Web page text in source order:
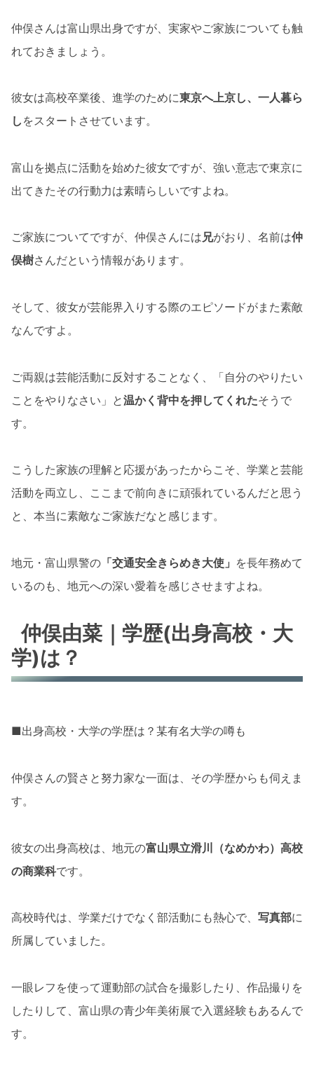
仲俣さんは富山県出身ですが、実家やご家族についても触
れておきましょう。
彼女は高校卒業後、進学のために東京へ上京し、一人暮ら
し をスタートさせています。
富山を拠点に活動を始めた彼女ですが、強い意志で東京に
出てきたその行動力は素晴らしいですよね。
ご家族についてですが、仲俣さんには兄がおり、名前は仲
俣樹さんだという情報があります。
そして、彼女が芸能界入りする際のエピソードがまた素敵
なんですよ。
ご両親は芸能活動に反対することなく、「自分のやりたい
ことをやりなさい」と温かく背中を押してくれたそうで
す。
こうした家族の理解と応援があったからこそ、学業と芸能
活動を両立し、ここまで前向きに頑張れているんだと思う
と、本当に素敵なご家族だなと感じます。
地元・富山県警の 「交通安全きらめき大使」 を長年務めて
いるのも、地元への深い愛着を感じさせますよね。
仲俣由菜｜学歴(出身高校・大
学)は？
■出身高校・大学の学歴は？某有名大学の噂も
仲俣さんの賢さと努力家な一面は、その学歴からも伺えま
す。
彼女の出身高校は、地元の富山県立滑川（なめかわ）高校
の商業科です。
高校時代は、学業だけでなく部活動にも熱心で、 写真部に
所属していました。
一眼レフを使って運動部の試合を撮影したり、作品撮りを
したりして、富山県の青少年美術展で入選経験もあるんで
す。